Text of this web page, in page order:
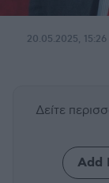
20.05.2025, 15:26
Δείτε
Add